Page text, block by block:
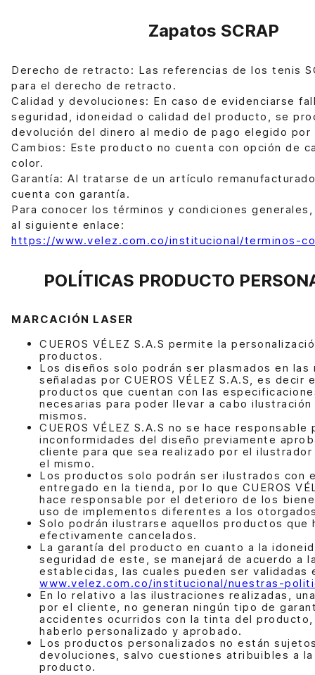
Zapatos SCRAP
Derecho de retracto: Las referencias de los tenis
para el derecho de retracto.
Calidad y devoluciones: En caso de evidenciarse
seguridad, idoneidad o calidad del producto, se
devolución del dinero al medio de pago elegido
Cambios: Este producto no cuenta con opción de
color.
Garantía: Al tratarse de un artículo
cuenta con garantía.
Para conocer los términos y condiciones
al siguiente enlace:
https://www.velez.com.co/institucional/terminos-
POLÍTICAS PRODUCTO
MARCACIÓN LASER
CUEROS VÉLEZ S.A.S permite la
productos.
Los diseños solo podrán ser plasmados en las
señaladas por CUEROS VÉLEZ S.A.S, es decir
productos que cuentan con las
necesarias para poder llevar a cabo
mismos.
CUEROS VÉLEZ S.A.S no se hace responsable
inconformidades del diseño previamente
cliente para que sea realizado por el
el mismo.
Los productos solo podrán ser ilustrados con
entregado en la tienda, por lo que CUEROS
hace responsable por el deterioro de los
uso de implementos diferentes a los
Solo podrán ilustrarse aquellos productos que
efectivamente cancelados.
La garantía del producto en cuanto a la
seguridad de este, se manejará de acuerdo a
establecidas, las cuales pueden ser validadas
www.velez.com.co/institucional/nuestras-
En lo relativo a las ilustraciones realizadas,
por el cliente, no generan ningún tipo de
accidentes ocurridos con la tinta del
haberlo personalizado y aprobado.
Los productos personalizados no están
devoluciones, salvo cuestiones atribuibles a
producto.